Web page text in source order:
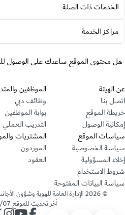
الخدمات ذات الصلة
مراكز الخدمة
هل محتوى الموقع ساعدك على الوصول
قسم
عن الهيئة
اتصل بنا
خريطة الموقع
إمكانية الوصول
الموظفين
وظائف دبي
بوابة الموظفين
التدريب العملي
سياسات الموقع
سياسة الخصوصية
إخلاء المسؤولية
شروط الاستخدام
سياسة البيانات المفتوحة
المشتريات
الموردون
العقود
©
2026الإدارة العامة للهوية وشؤون
آخر تحديث للموقع07